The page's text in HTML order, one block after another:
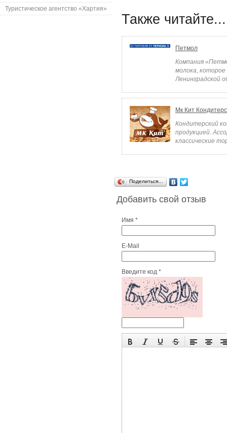
Туристическое агентство «Хартия»
Также читайте...
Петмол
Компания
молока, которое
Ленинградской
Мк Кит
Кондитерский
продукцией.
классические
Поделиться…
Добавить свой отзыв
Имя *
E-Mail
Введите код *